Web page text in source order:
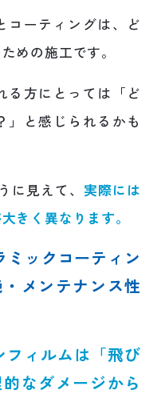
コーティングは、ど
めの施工です。
る方にとっては「ど
」と感じられるかも
に見えて、 実際には
きく異なります。
ミックコーティン
メンテナンス性
フィルムは「飛び
なダメージから